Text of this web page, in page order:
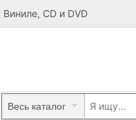
CD и DVD